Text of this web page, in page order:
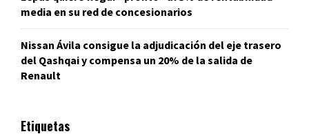
media en su red de concesionarios
Nissan Ávila consigue la adjudicación del eje trasero
del Qashqai y compensa un 20% de la salida de
Renault
Etiquetas